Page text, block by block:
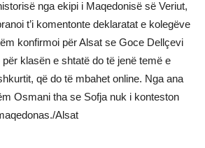
nga ekipi i Maqedonisë së Veriut,
t’i komentonte deklaratat e kolegëve
konfirmoi për Alsat se Goce Dellçevi
klasën e shtatë do të jenë temë e
që do të mbahet online. Nga ana
Osmani tha se Sofja nuk i konteston
Alsat